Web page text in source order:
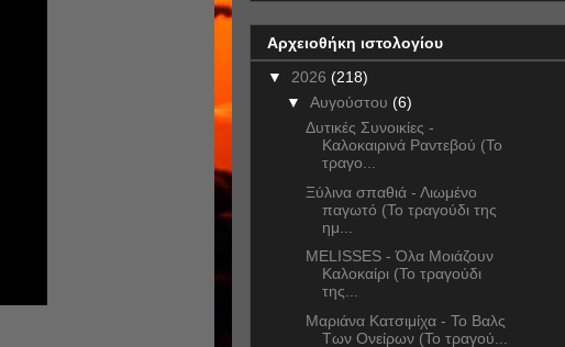
Αρχειοθήκη ιστολογίου
▼ 2026 (218)
▼ Αυγούστου (6)
Δυτικές Συνοικίες -
Καλοκαιρινά Ραντεβού (Το
τραγο...
Ξύλινα σπαθιά - Λιωμένο
παγωτό (Το τραγούδι της
ημ...
MELISSES - Όλα Μοιάζουν
Καλοκαίρι (Το τραγούδι
της...
Μαριάνα Κατσιμίχα - Το Βαλς
Των Ονείρων (Το τραγού...